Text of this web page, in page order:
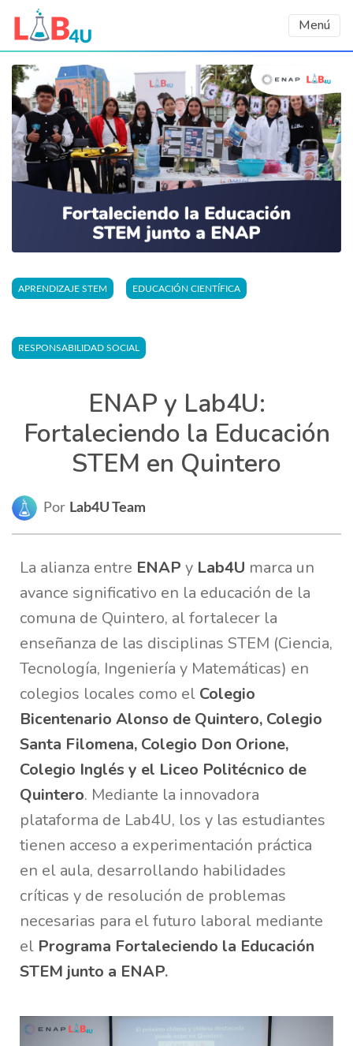
Menú
APRENDIZAJE STEM EDUCACIÓN CIENTÍFICA
RESPONSABILIDAD SOCIAL
ENAP y Lab4U:
Fortaleciendo la Educación
STEM en Quintero
Por Lab4U Team
La alianza entre ENAP y Lab4U marca un
avance significativo en la educación de la
comuna de Quintero, al fortalecer la
enseñanza de las disciplinas STEM (Ciencia,
Tecnología, Ingeniería y Matemáticas) en
colegios locales como el Colegio
Bicentenario Alonso de Quintero, Colegio
Santa Filomena, Colegio Don Orione,
Colegio Inglés y el Liceo Politécnico de
Quintero. Mediante la innovadora
plataforma de Lab4U, los y las estudiantes
tienen acceso a experimentación práctica
en el aula, desarrollando habilidades
críticas y de resolución de problemas
necesarias para el futuro laboral mediante
el Programa Fortaleciendo la Educación
STEM junto a ENAP.